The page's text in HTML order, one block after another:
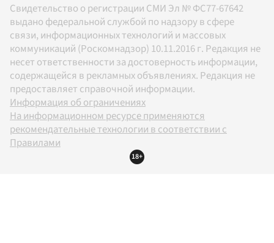
Свидетельство о регистрации СМИ Эл № ФС77-67642
выдано федеральной службой по надзору в сфере
связи, информационных технологий и массовых
коммуникаций (Роскомнадзор) 10.11.2016 г. Редакция не
несет ответственности за достоверность информации,
содержащейся в рекламных объявлениях. Редакция не
предоставляет справочной информации.
Информация об ограничениях
На информационном ресурсе применяются
рекомендательные технологии в соответствии с
Правилами
18+